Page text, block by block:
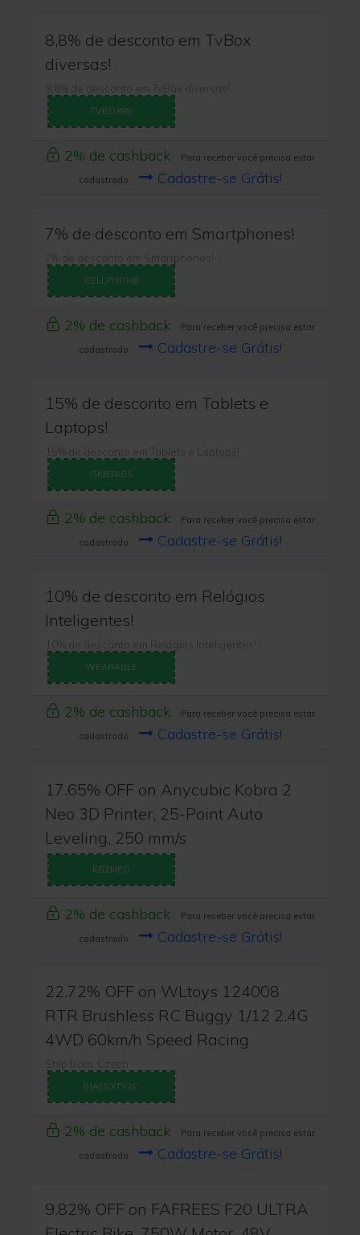
8,8% de desconto em TvBox
diversas!
8,8% de desconto em TvBox diversas!
TVBOX88
2% de cashback
Para receber você precisa estar
cadastrado
Cadastre-se Grátis!
7% de desconto em Smartphones!
7% de desconto em Smartphones!
CELLPHONE
2% de cashback
Para receber você precisa estar
cadastrado
Cadastre-se Grátis!
15% de desconto em Tablets e
Laptops!
15% de desconto em Tablets e Laptops!
GKBTABS
2% de cashback
Para receber você precisa estar
cadastrado
Cadastre-se Grátis!
10% de desconto em Relógios
Inteligentes!
10% de desconto em Relógios Inteligentes!
WEARABLE
2% de cashback
Para receber você precisa estar
cadastrado
Cadastre-se Grátis!
17.65% OFF on Anycubic Kobra 2
Neo 3D Printer, 25-Point Auto
Leveling, 250 mm/s
KB2NEO
2% de cashback
Para receber você precisa estar
cadastrado
Cadastre-se Grátis!
22.72% OFF on WLtoys 124008
RTR Brushless RC Buggy 1/12 2.4G
4WD 60km/h Speed Racing
Ship from: Czech
8JALSXTY2C
2% de cashback
Para receber você precisa estar
cadastrado
Cadastre-se Grátis!
9.82% OFF on FAFREES F20 ULTRA